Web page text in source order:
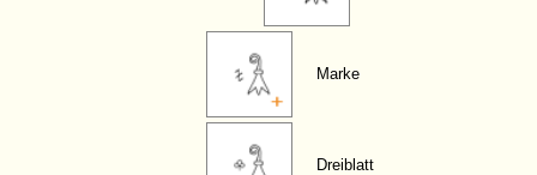
Marke
Dreiblatt